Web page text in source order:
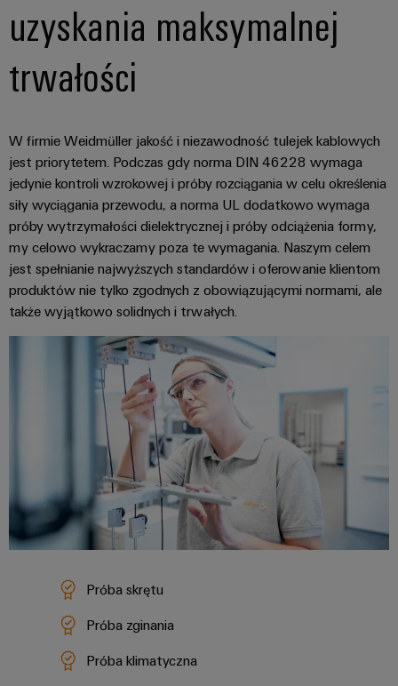
uzyskania maksymalnej
trwałości
W firmie Weidmüller jakość i niezawodność tulejek kablowych
jest priorytetem. Podczas gdy norma DIN 46228 wymaga
jedynie kontroli wzrokowej i próby rozciągania w celu określenia
siły wyciągania przewodu, a norma UL dodatkowo wymaga
próby wytrzymałości dielektrycznej i próby odciążenia formy,
my celowo wykraczamy poza te wymagania. Naszym celem
jest spełnianie najwyższych standardów i oferowanie klientom
produktów nie tylko zgodnych z obowiązującymi normami, ale
także wyjątkowo solidnych i trwałych.
Próba skrętu
Próba zginania
Próba klimatyczna